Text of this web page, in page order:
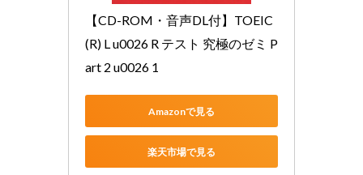
【CD-ROM・音声DL付】TOEIC
(R) L u0026 R テスト 究極のゼミ P
art 2 u0026 1
Amazonで見る
楽天市場で見る